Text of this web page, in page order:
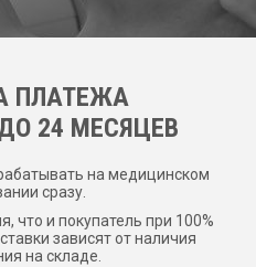
ПЛАТЕЖА
24 МЕСЯЦЕВ
на медицинском
сразу.
что и покупатель при 100%
зависят от наличия
на складе.